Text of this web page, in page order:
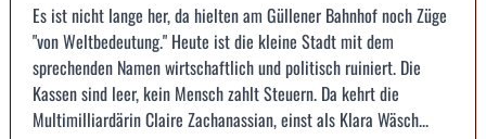
Es ist nicht lange her, da hielten am Güllener Bahnhof noch Züge
"von Weltbedeutung." Heute ist die kleine Stadt mit dem
sprechenden Namen wirtschaftlich und politisch ruiniert. Die
Kassen sind leer, kein Mensch zahlt Steuern. Da kehrt die
Multimilliardärin Claire Zachanassian, einst als Klara Wäsch...